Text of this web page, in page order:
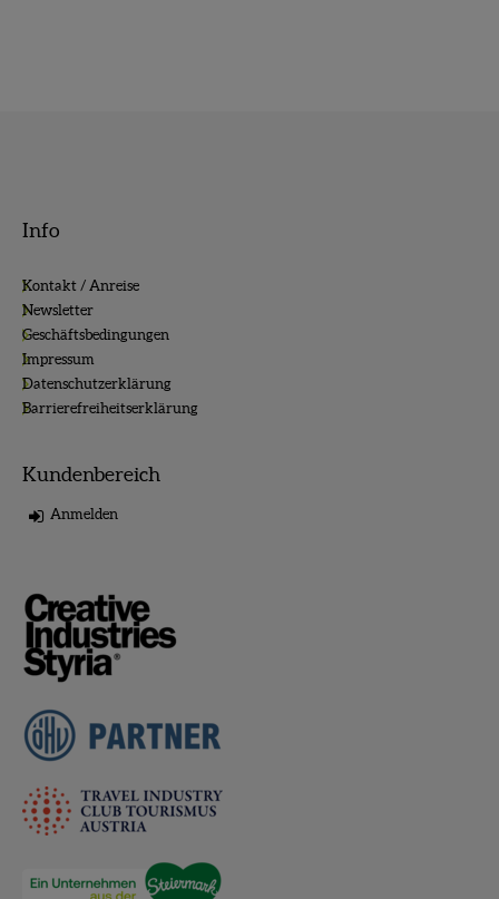
Info
Kontakt / Anreise
Newsletter
Geschäftsbedingungen
Impressum
Datenschutzerklärung
Barrierefreiheitserklärung
Kundenbereich
Anmelden